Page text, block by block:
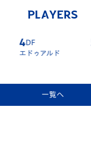
PLAYERS
5MF
山口 蛍
一覧へ